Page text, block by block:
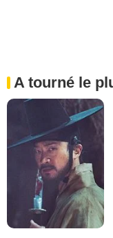
A tourné le